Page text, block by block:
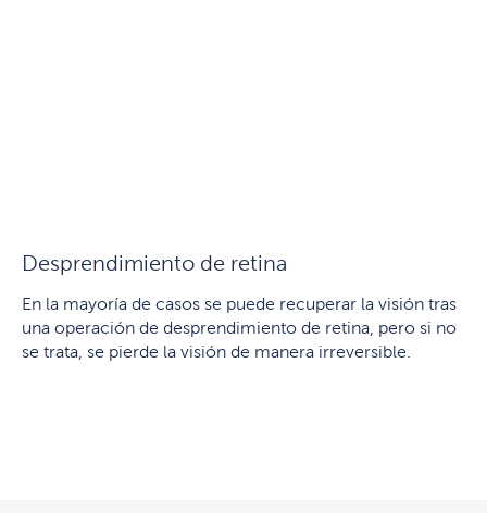
Desprendimiento de retina
En la mayoría de casos se puede recuperar la visión tras
una operación de desprendimiento de retina, pero si no
se trata, se pierde la visión de manera irreversible.